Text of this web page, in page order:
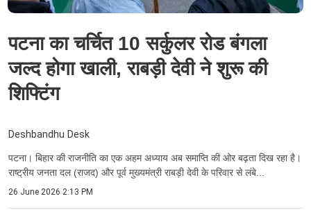
पटना का चर्चित 10 सर्कुलर रोड बंगला
जल्द होगा खाली, राबड़ी देवी ने शुरू की
शिफ्टिंग
Deshbandhu Desk
पटना। बिहार की राजनीति का एक अहम अध्याय अब समाप्ति की ओर बढ़ता दिख रहा है।
राष्ट्रीय जनता दल (राजद) और पूर्व मुख्यमंत्री राबड़ी देवी के परिवार से लंबे...
26 June 2026 2:13 PM